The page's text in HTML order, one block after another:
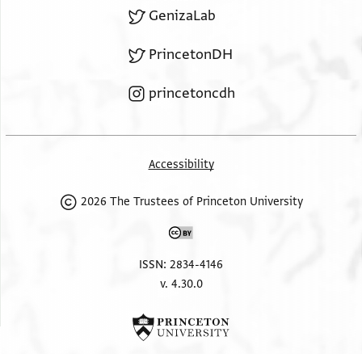
GenizaLab
PrincetonDH
princetoncdh
Accessibility
2026 The Trustees of Princeton University
ISSN: 2834-4146
v. 4.30.0